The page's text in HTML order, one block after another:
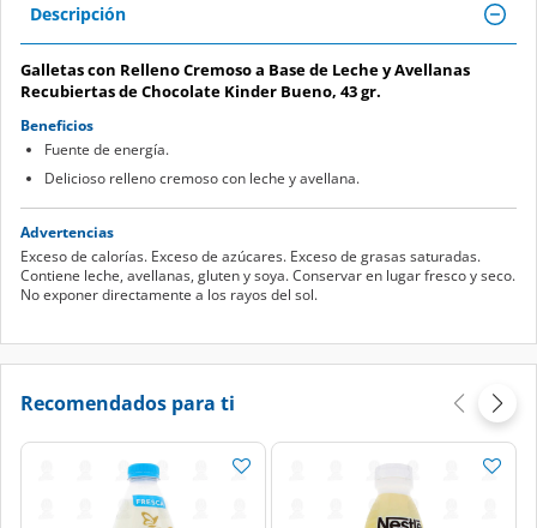
Descripción
Galletas con Relleno Cremoso a Base de Leche y Avellanas
Recubiertas de Chocolate Kinder Bueno, 43 gr.
Beneficios
Fuente de energía.
Delicioso relleno cremoso con leche y avellana.
Advertencias
Exceso de calorías. Exceso de azúcares. Exceso de grasas saturadas.
Contiene leche, avellanas, gluten y soya. Conservar en lugar fresco y seco.
No exponer directamente a los rayos del sol.
Recomendados para ti